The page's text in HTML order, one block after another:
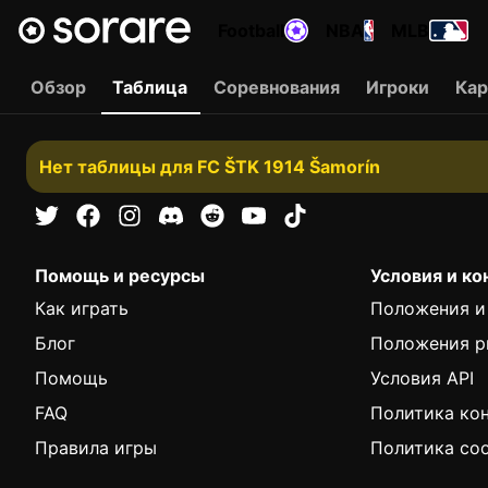
Обзор Таблица Соревнования Игроки
Нет таблицы для FC ŠTK 1914 Šamorín
Помощь и ресурсы
Как играть
Блог
Помощь
FAQ
Правила игры
Условия и
Положения и
Положения
Условия API
Политика
Политика